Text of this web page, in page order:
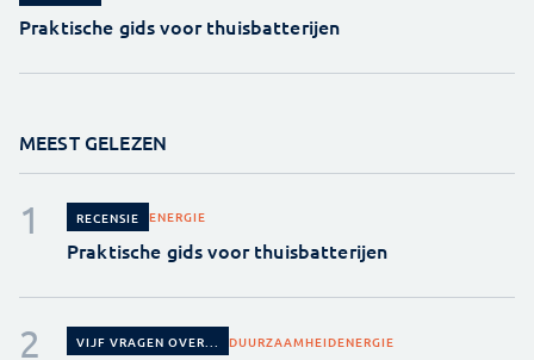
Praktische gids voor thuisbatterijen
MEEST GELEZEN
RECENSIE ENERGIE
Praktische gids voor thuisbatterijen
VIJF VRAGEN OVER... DUURZAAMHEIDENERGIE